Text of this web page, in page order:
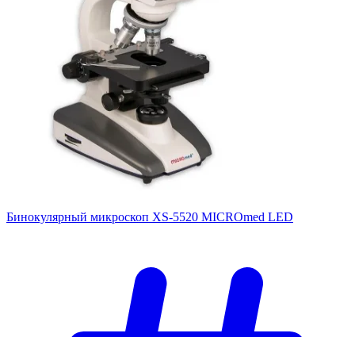
Бинокулярный микроскоп XS-5520 MICROmed LED